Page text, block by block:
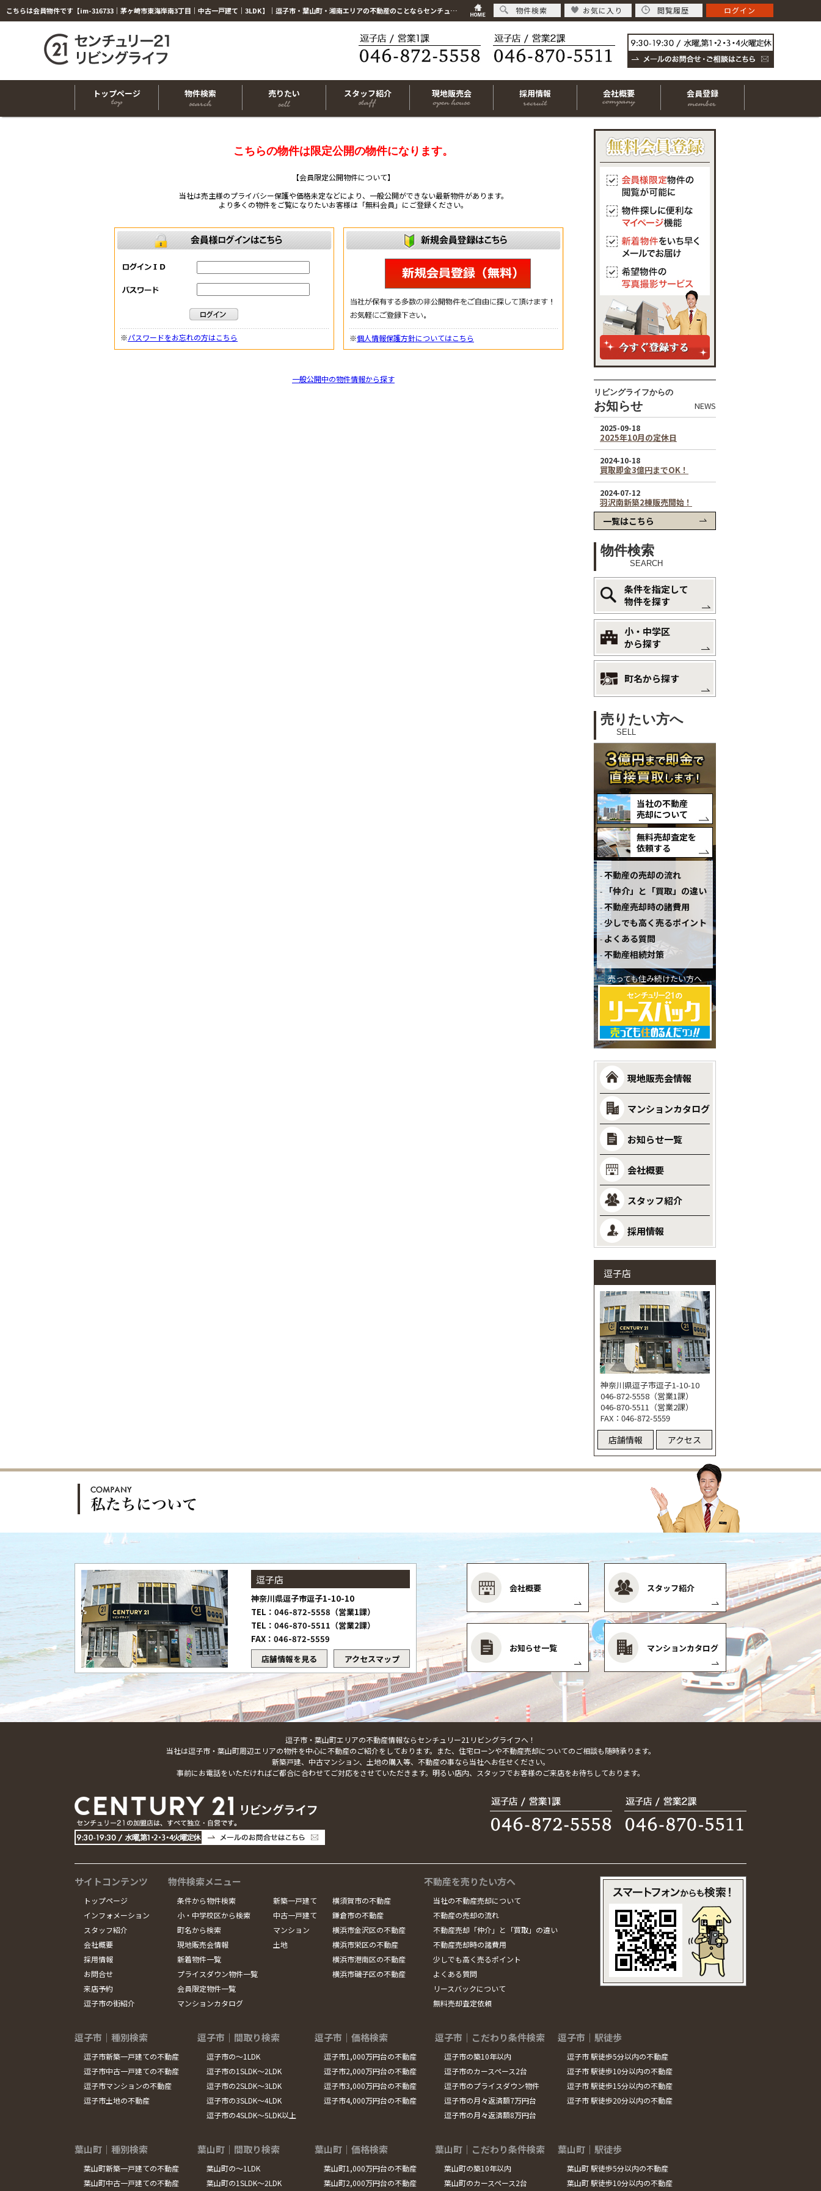
こちらは会員物件です【im-316733｜茅ヶ崎市東海岸南3丁目｜中古一戸建て｜3LDK】｜逗子市・葉山町・湘南エリアの不動産のことならセンチュリー21リビングライフにお任せください！
トップページ 物件検索 売りたい スタッフ紹介 現地販売会 採用情報 会社概要 会員登録
こちらの物件は限定公開の物件になります。
【会員限定公開物件について】
当社は売主様のプライバシー保護や価格未定などにより、一般公開ができない最新物件があります。
より多くの物件をご覧になりたいお客様は「無料会員」にご登録ください。
※パスワードをお忘れの方はこちら ※個人情報保護方針についてはこちら
一般公開中の物件情報から探す
リビングライフからの
お知らせ NEWS
一覧はこちら
物件検索
SEARCH
条件を指定して
物件を探す
小・中学区
から探す
町名から探す
売りたい方へ
SELL
当社の不動産
売却について
無料売却査定を
依頼する
不動産の売却の流れ
「仲介」と「買取」の違い
不動産売却時の諸費用
少しでも高く売るポイント
よくある質問
不動産相続対策
売っても住み続けたい方へ
現地販売会情報
マンションカタログ
お知らせ一覧
会社概要
スタッフ紹介
採用情報
逗子店
神奈川県逗子市逗子1-10-10
046-872-5558（営業1課）
046-870-5511（営業2課）
FAX：046-872-5559
店舗情報 アクセス
逗子店
神奈川県逗子市逗子1-10-10
TEL：046-872-5558（営業1課）
TEL：046-870-5511（営業2課）
FAX：046-872-5559
店舗情報を見る
アクセスマップ
会社概要 スタッフ紹介
お知らせ一覧 マンションカタログ
逗子市・葉山町エリアの不動産情報ならセンチュリー21リビングライフへ！
当社は逗子市・葉山町周辺エリアの物件を中心に不動産のご紹介をしております。また、住宅ローンや不動産売却についてのご相談も随時承ります。
新築戸建、中古マンション、土地の購入等、不動産の事なら当社へお任せください。
事前にお電話をいただければご都合に合わせてご対応をさせていただきます。明るい店内、スタッフでお客様のご来店をお待ちしております。
サイトコンテンツ
トップページ
インフォメーション
スタッフ紹介
会社概要
採用情報
お問合せ
来店予約
逗子市の街紹介
物件検索メニュー
条件から物件検索
小・中学校区から検索
町名から検索
現地販売会情報
新着物件一覧
プライスダウン物件一覧
会員限定物件一覧
マンションカタログ
新築一戸建て
中古一戸建て
マンション
土地
横須賀市の不動産
鎌倉市の不動産
横浜市金沢区の不動産
横浜市栄区の不動産
横浜市港南区の不動産
横浜市磯子区の不動産
不動産を売りたい方へ
当社の不動産売却について
不動産の売却の流れ
不動産売却「仲介」と「買取」の違い
不動産売却時の諸費用
少しでも高く売るポイント
よくある質問
リースバックについて
無料売却査定依頼
逗子市｜種別検索
逗子市新築一戸建ての不動産
逗子市中古一戸建ての不動産
逗子市マンションの不動産
逗子市土地の不動産
逗子市｜間取り検索
逗子市の～1LDK
逗子市の1SLDK～2LDK
逗子市の2SLDK～3LDK
逗子市の3SLDK～4LDK
逗子市の4SLDK～5LDK以上
逗子市｜価格検索
逗子市1,000万円台の不動産
逗子市2,000万円台の不動産
逗子市3,000万円台の不動産
逗子市4,000万円台の不動産
逗子市｜こだわり条件検索
逗子市の築10年以内
逗子市のカースペース2台
逗子市のプライスダウン物件
逗子市の月々返済額7万円台
逗子市の月々返済額8万円台
逗子市｜駅徒歩
逗子市 駅徒歩5分以内の不動産
逗子市 駅徒歩10分以内の不動産
逗子市 駅徒歩15分以内の不動産
逗子市 駅徒歩20分以内の不動産
葉山町｜種別検索
葉山町新築一戸建ての不動産
葉山町中古一戸建ての不動産
葉山町｜間取り検索
葉山町の～1LDK
葉山町の1SLDK～2LDK
葉山町｜価格検索
葉山町1,000万円台の不動産
葉山町2,000万円台の不動産
葉山町｜こだわり条件検索
葉山町の築10年以内
葉山町のカースペース2台
葉山町｜駅徒歩
葉山町 駅徒歩5分以内の不動産
葉山町 駅徒歩10分以内の不動産
物件検索 お気に入り 閲覧履歴 ログイン